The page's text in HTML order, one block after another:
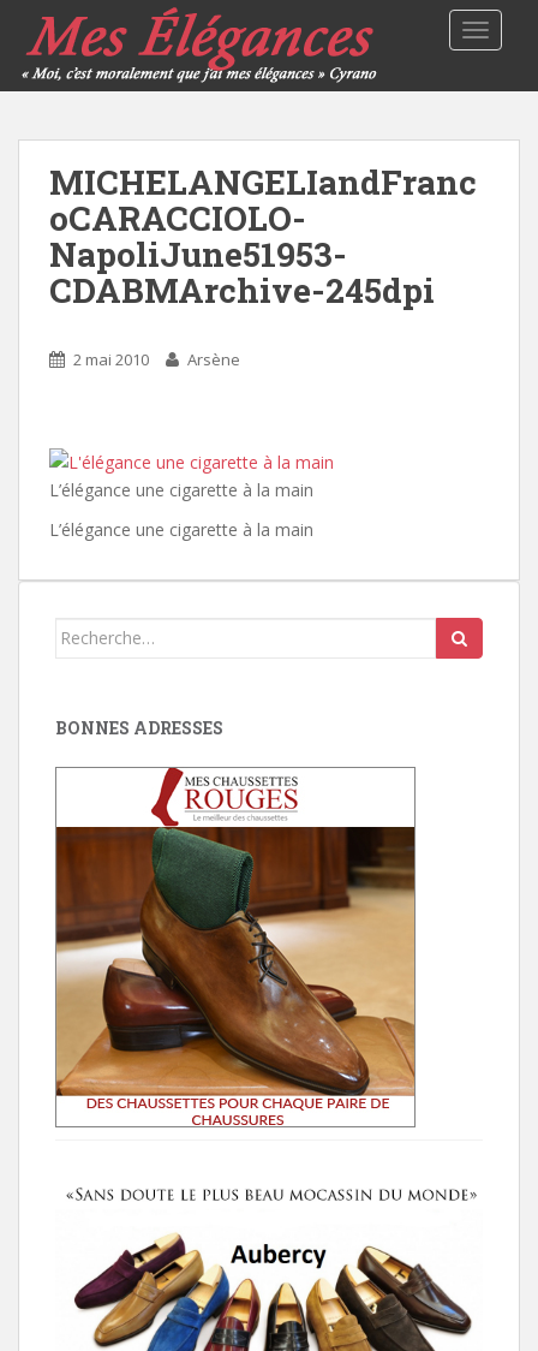
MICHELANGELIandFranc
oCARACCIOLO-
NapoliJune51953-
CDABMArchive-245dpi
2 mai 2010 Arsène
L’élégance une cigarette à la main
L’élégance une cigarette à la main
Search
BONNES ADRESSES